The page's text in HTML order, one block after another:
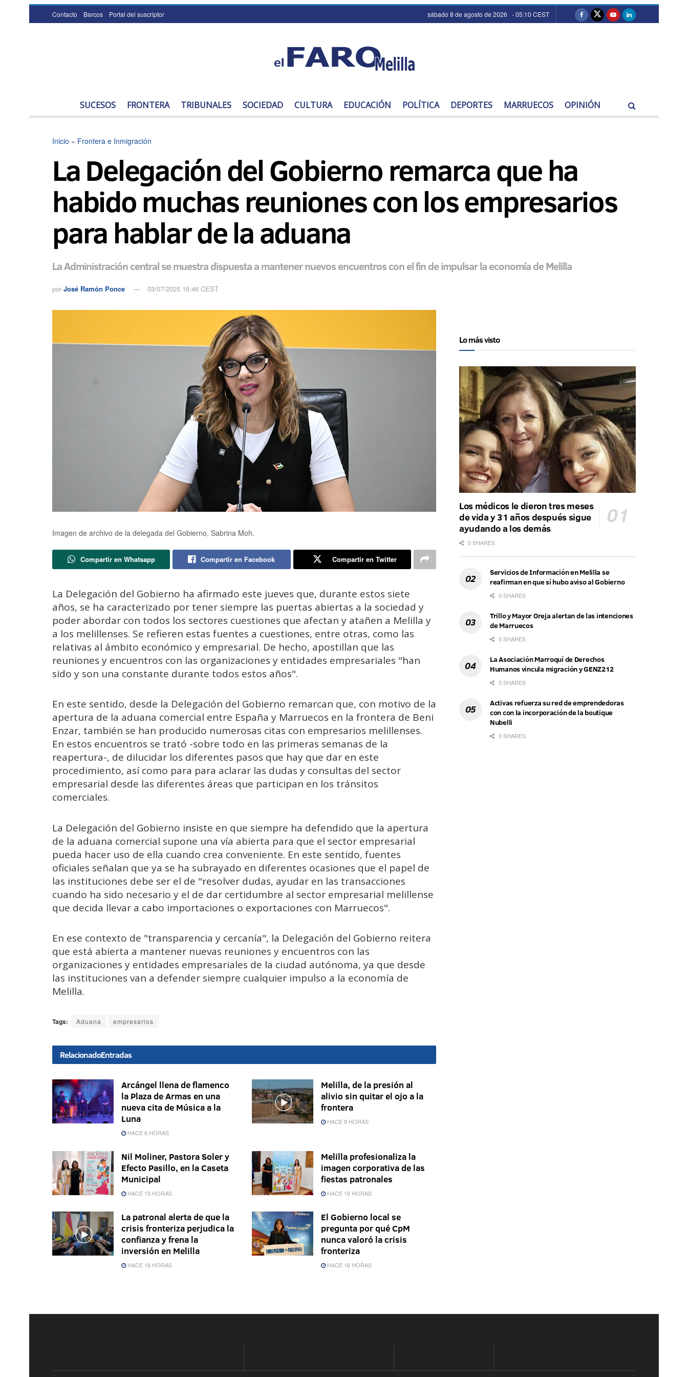
Contacto Barcos Portal del suscriptor sábado 8 de agosto de 2026 - 05:10 CEST
SUCESOS FRONTERA TRIBUNALES SOCIEDAD CULTURA EDUCACIÓN POLÍTICA DEPORTES MARRUECOS OPINIÓN
Inicio » Frontera e Inmigración
La Delegación del Gobierno remarca que ha
habido muchas reuniones con los empresarios
para hablar de la aduana
La Administración central se muestra dispuesta a mantener nuevos encuentros con el fin de impulsar la economía de Melilla
por José Ramón Ponce 03/07/2025 16:46 CEST
Imagen de archivo de la delegada del Gobierno, Sabrina Moh.
Compartir en Whatsapp Compartir en Facebook Compartir en Twitter
La Delegación del Gobierno ha afirmado este jueves que, durante estos siete
años, se ha caracterizado por tener siempre las puertas abiertas a la sociedad y
poder abordar con todos los sectores cuestiones que afectan y atañen a Melilla y
a los melillenses. Se refieren estas fuentes a cuestiones, entre otras, como las
relativas al ámbito económico y empresarial. De hecho, apostillan que las
reuniones y encuentros con las organizaciones y entidades empresariales "han
sido y son una constante durante todos estos años".
En este sentido, desde la Delegación del Gobierno remarcan que, con motivo de la
apertura de la aduana comercial entre España y Marruecos en la frontera de Beni
Enzar, también se han producido numerosas citas con empresarios melillenses.
En estos encuentros se trató -sobre todo en las primeras semanas de la
reapertura-, de dilucidar los diferentes pasos que hay que dar en este
procedimiento, así como para para aclarar las dudas y consultas del sector
empresarial desde las diferentes áreas que participan en los tránsitos
comerciales.
La Delegación del Gobierno insiste en que siempre ha defendido que la apertura
de la aduana comercial supone una vía abierta para que el sector empresarial
pueda hacer uso de ella cuando crea conveniente. En este sentido, fuentes
oficiales señalan que ya se ha subrayado en diferentes ocasiones que el papel de
las instituciones debe ser el de "resolver dudas, ayudar en las transacciones
cuando ha sido necesario y el de dar certidumbre al sector empresarial melillense
que decida llevar a cabo importaciones o exportaciones con Marruecos".
En ese contexto de "transparencia y cercanía", la Delegación del Gobierno reitera
que está abierta a mantener nuevas reuniones y encuentros con las
organizaciones y entidades empresariales de la ciudad autónoma, ya que desde
las instituciones van a defender siempre cualquier impulso a la economía de
Melilla.
Tags: Aduana empresarios
RelacionadoEntradas
Arcángel llena de flamenco
la Plaza de Armas en una
nueva cita de Música a la
Luna
HACE 6 HORAS
Melilla, de la presión al
alivio sin quitar el ojo a la
frontera
HACE 8 HORAS
Nil Moliner, Pastora Soler y
Efecto Pasillo, en la Caseta
Municipal
HACE 15 HORAS
Melilla profesionaliza la
imagen corporativa de las
fiestas patronales
HACE 16 HORAS
La patronal alerta de que la
crisis fronteriza perjudica la
confianza y frena la
inversión en Melilla
HACE 16 HORAS
El Gobierno local se
pregunta por qué CpM
nunca valoró la crisis
fronteriza
HACE 16 HORAS
Lo más visto
Los médicos le dieron tres meses
de vida y 31 años después sigue
ayudando a los demás
0 SHARES
Servicios de Información en Melilla se
reafirman en que sí hubo aviso al Gobierno
0 SHARES
Trillo y Mayor Oreja alertan de las intenciones
de Marruecos
0 SHARES
La Asociación Marroquí de Derechos
Humanos vincula migración y GENZ212
0 SHARES
Activas refuerza su red de emprendedoras
con con la incorporación de la boutique
Nubelli
0 SHARES